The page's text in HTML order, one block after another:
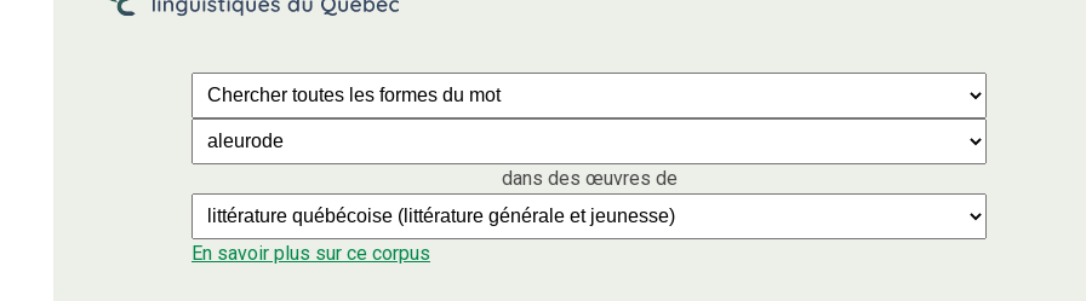
dans des œuvres de
En savoir plus sur ce corpus